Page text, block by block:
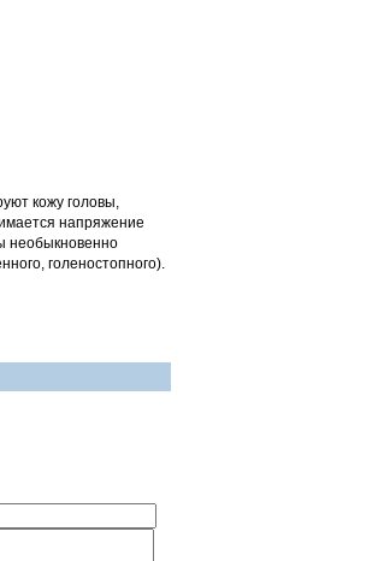
кожу головы,
напряжение
необыкновенно
голеностопного).